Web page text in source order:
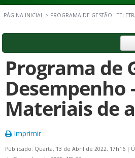
PÁGINA INICIAL > PROGRAMA DE GESTÃO -
Programa de
Desempenho
Materiais de
Imprimir
Publicado: Quarta, 13 de Abril de 2022, 17h16 |